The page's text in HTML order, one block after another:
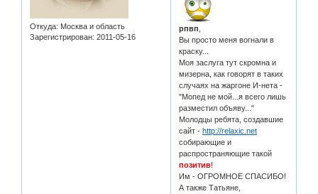
Откуда: Москва и область
Зарегистрирован: 2011-05-16
рпвп
Вы просто меня вогнали в
краску...
Моя заслуга тут скромна и
мизерна, как говорят в таких
случаях на жаргоне И-нета -
"Мопед не мой...я всего лишь
разместил объяву..."
Молодцы ребята, создавшие
сайт - http://relaxic.net
собирающие и
распространяющие такой
позитив!
Им - ОГРОМНОЕ СПАСИБО!
А также Татьяне,